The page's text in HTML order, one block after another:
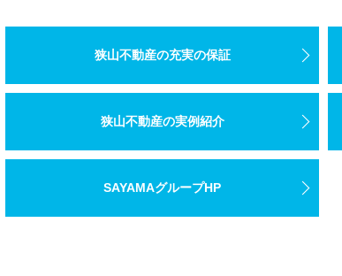
狭山不動産の充実の保証
狭山不動産の実例紹介
SAYAMAグループHP